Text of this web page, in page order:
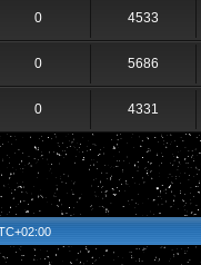
0 4533
0 5686
0 4331